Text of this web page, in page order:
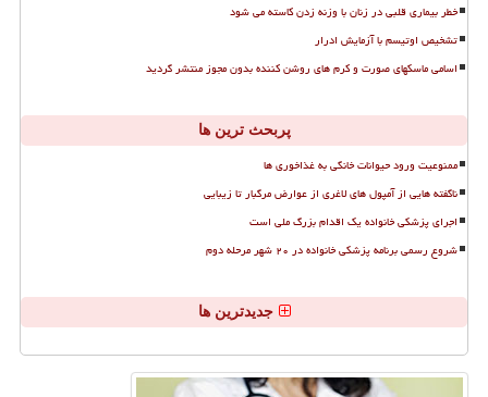
خطر بیماری قلبی در زنان با وزنه زدن کاسته می شود
تشخیص اوتیسم با آزمایش ادرار
اسامی ماسکهای صورت و کرم های روشن کننده بدون مجوز منتشر گردید
پربحث ترین ها
ممنوعیت ورود حیوانات خانگی به غذاخوری ها
ناگفته هایی از آمپول های لاغری از عوارض مرگبار تا زیبایی
اجرای پزشکی خانواده یک اقدام بزرگ ملی است
شروع رسمی برنامه پزشکی خانواده در ۲۰ شهر مرحله دوم
جدیدترین ها